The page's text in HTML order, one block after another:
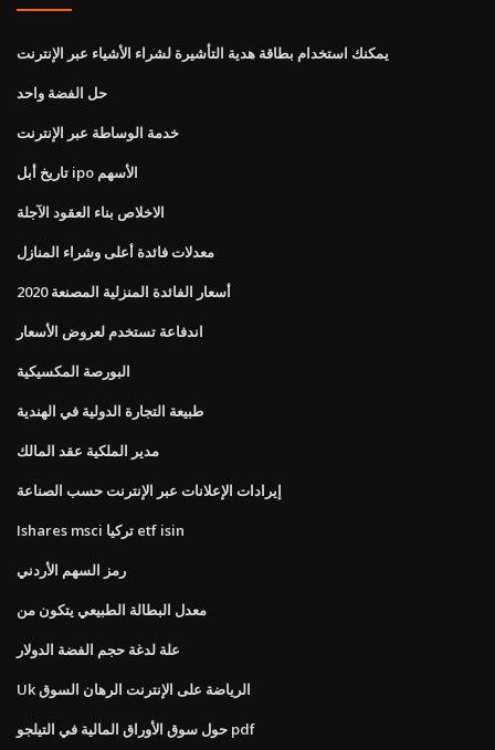
يمكنك استخدام بطاقة هدية التأشيرة لشراء الأشياء عبر الإنترنت
حل الفضة واحد
خدمة الوساطة عبر الإنترنت
تاريخ أبل ipo الأسهم
الاخلاص بناء العقود الآجلة
معدلات فائدة أعلى وشراء المنازل
أسعار الفائدة المنزلية المصنعة 2020
اندفاعة تستخدم لعروض الأسعار
البورصة المكسيكية
طبيعة التجارة الدولية في الهندية
مدير الملكية عقد المالك
إيرادات الإعلانات عبر الإنترنت حسب الصناعة
Ishares msci تركيا etf isin
رمز السهم الأردني
معدل البطالة الطبيعي يتكون من
علة لدغة حجم الفضة الدولار
Uk الرياضة على الإنترنت الرهان السوق
حول سوق الأوراق المالية في التيلجو pdf